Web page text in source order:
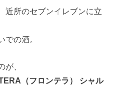
近所のセブンイレブンに立
での酒。
が、
（フロンテラ） シャル